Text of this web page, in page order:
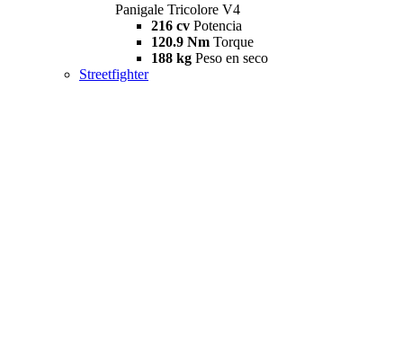
Panigale Tricolore V4
216 cv Potencia
120.9 Nm Torque
188 kg Peso en seco
Streetfighter